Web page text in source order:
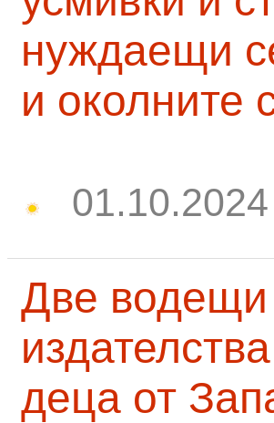
нуждаещи
и околните
01.10.2024
Две водещи
деца от